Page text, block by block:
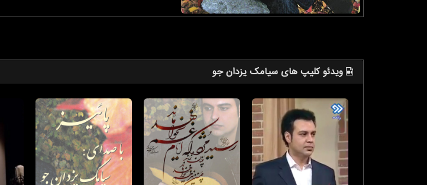
ویدئو کلیپ های سیامک یزدان جو